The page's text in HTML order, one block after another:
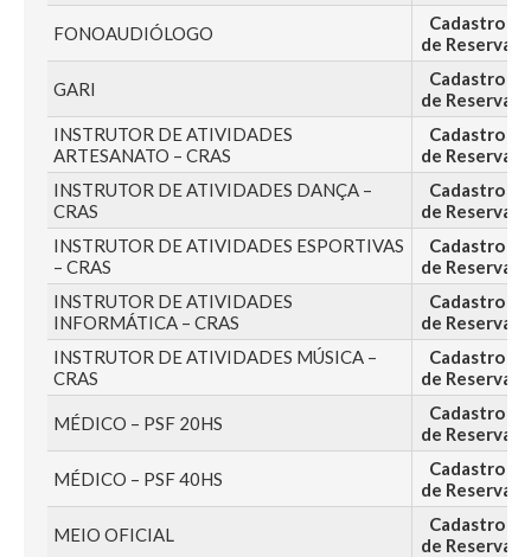
FONOAUDIÓLOGO
Cadastro
de Reserva
GARI
Cadastro
de Reserva
INSTRUTOR DE ATIVIDADES
ARTESANATO – CRAS
Cadastro
de Reserva
INSTRUTOR DE ATIVIDADES DANÇA –
CRAS
Cadastro
de Reserva
INSTRUTOR DE ATIVIDADES ESPORTIVAS
– CRAS
Cadastro
de Reserva
INSTRUTOR DE ATIVIDADES
INFORMÁTICA – CRAS
Cadastro
de Reserva
INSTRUTOR DE ATIVIDADES MÚSICA –
CRAS
Cadastro
de Reserva
MÉDICO – PSF 20HS
Cadastro
de Reserva
MÉDICO – PSF 40HS
Cadastro
de Reserva
MEIO OFICIAL
Cadastro
de Reserva